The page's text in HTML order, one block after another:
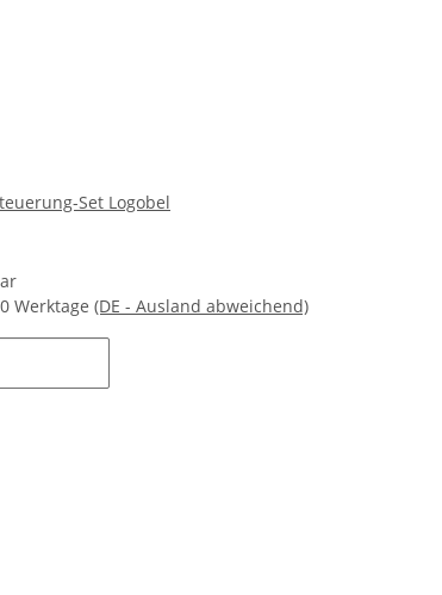
Set Logobel
Werktage (DE - Ausland abweichend)